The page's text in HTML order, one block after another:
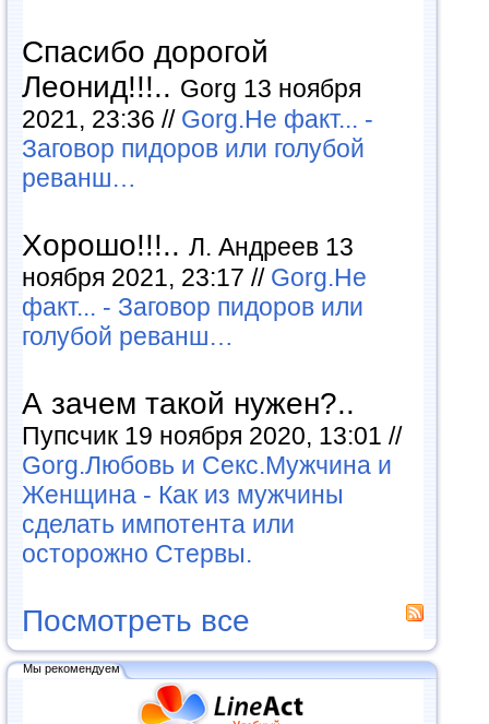
Спасибо дорогой
Леонид!!!.. Gorg 13 ноября
2021, 23:36 // Gorg.Не факт... -
Заговор пидоров или голубой
реванш…
Хорошо!!!.. Л. Андреев 13
ноября 2021, 23:17 // Gorg.Не
факт... - Заговор пидоров или
голубой реванш…
А зачем такой нужен?..
Пупсчик 19 ноября 2020, 13:01 //
Gorg.Любовь и Секс.Мужчина и
Женщина - Как из мужчины
сделать импотента или
осторожно Стервы.
Посмотреть все
Мы рекомендуем